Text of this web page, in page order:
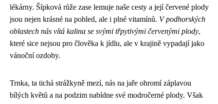
lékárny. Šípková růže zase lemuje naše cesty a její červené plody
jsou nejen krásné na pohled, ale i plné vitamínů. V podhorských
oblastech nás vítá kalina se svými třpytivými červenými plody,
které sice nejsou pro člověka k jídlu, ale v krajině vypadají jako
vánoční ozdoby.
Trnka, ta tichá strážkyně mezí, nás na jaře ohromí záplavou
bílých květů a na podzim nabídne své modročerné plody. Však